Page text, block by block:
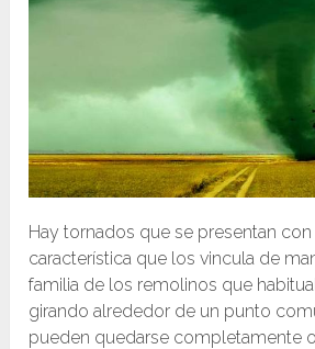
Hay tornados que se presentan con
característica que los vincula de
familia de los remolinos que
girando alrededor de un punto
pueden quedarse completamente